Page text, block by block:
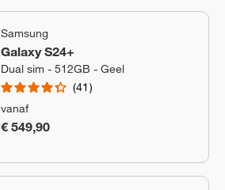
Samsung
Galaxy S24+
Dual sim - 512GB - Geel
41
vanaf
€ 549,90